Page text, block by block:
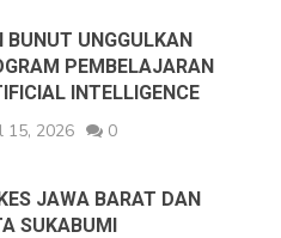
BUNUT UNGGULKAN
PEMBELAJARAN
INTELLIGENCE
15, 2026
0
JAWA BARAT DAN
SUKABUMI